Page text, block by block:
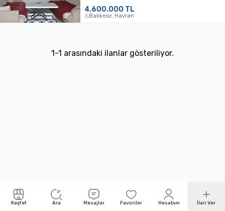
4.600.000 TL
Balıkesir, Havran
1-1 arasındaki ilanlar gösteriliyor.
Keşfet Ara Mesajlar Favoriler Hesabım İlan Ver